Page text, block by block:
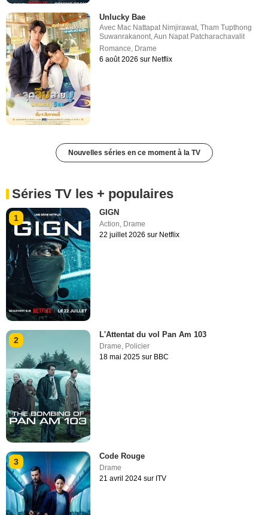
Unlucky Bae
Avec Mac Nattapat Nimjirawat,Tham Tupthong
Suwanrakanont,Aun Napat Patcharachavalit
Romance, Drame
6 août 2026 sur Netflix
Nouvelles séries en ce moment à la TV
Séries TV les + populaires
1
GIGN
Action, Drame
22 juillet 2026 sur Netflix
2
L'Attentat du vol Pan Am 103
Drame Policier
18 mai 2025 sur BBC
3
Code Rouge
Drame
21 avril 2024 sur ITV